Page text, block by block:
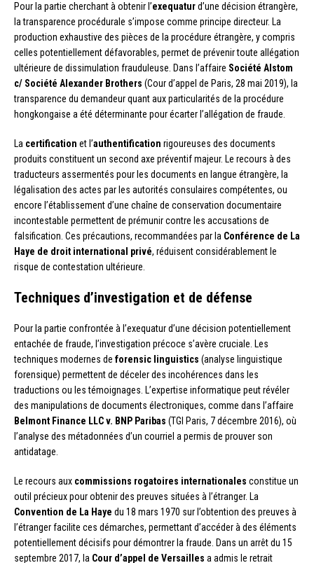
Pour la partie cherchant à obtenir l’exequaturd’une décision étrangère,
la transparence procédurale s’impose comme principe directeur. La
production exhaustive des pièces de la procédure étrangère, y compris
celles potentiellement défavorables, permet de prévenir toute allégation
ultérieure de dissimulation frauduleuse. Dans l’affaire Société Alstom
c/ Société Alexander Brothers (Cour d’appel de Paris, 28 mai 2019), la
transparence du demandeur quant aux particularités de la procédure
hongkongaise a été déterminante pour écarter l’allégation de fraude.
La certification et l’authentification rigoureuses des documents
produits constituent un second axe préventif majeur. Le recours à des
traducteurs assermentés pour les documents en langue étrangère, la
légalisation des actes par les autorités consulaires compétentes, ou
encore l’établissement d’une chaîne de conservation documentaire
incontestable permettent de prémunir contre les accusations de
falsification. Ces précautions, recommandées par la Conférence de La
Haye de droit international privé, réduisent considérablement le
risque de contestation ultérieure.
Techniques d’investigation et de défense
Pour la partie confrontée à l’exequatur d’une décision potentiellement
entachée de fraude, l’investigation précoce s’avère cruciale. Les
techniques modernes de forensic linguistics (analyse linguistique
forensique) permettent de déceler des incohérences dans les
traductions ou les témoignages. L’expertise informatique peut révéler
des manipulations de documents électroniques, comme dans l’affaire
Belmont Finance LLC v. BNP Paribas (TGI Paris, 7 décembre 2016), où
l’analyse des métadonnées d’un courriel a permis de prouver son
antidatage.
Le recours aux commissions rogatoires internationales constitue un
outil précieux pour obtenir des preuves situées à l’étranger. La
Convention de La Haye du 18 mars 1970 sur l’obtention des preuves à
l’étranger facilite ces démarches, permettant d’accéder à des éléments
potentiellement décisifs pour démontrer la fraude. Dans un arrêt du 15
septembre 2017, la Cour d’appel de Versailles a admis le retrait